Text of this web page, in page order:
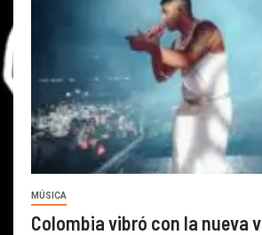
MÚSICA
Colombia vibró con la nueva